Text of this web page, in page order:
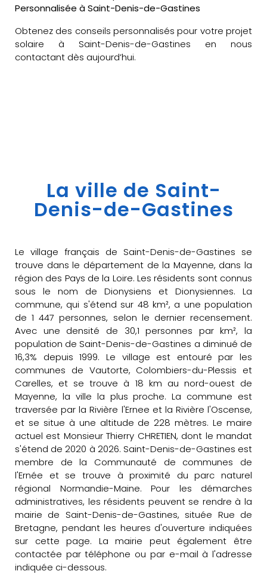
Personnalisée à Saint-Denis-de-Gastines
Obtenez des conseils personnalisés pour votre projet
solaire à Saint-Denis-de-Gastines en nous
contactant dès aujourd’hui.
La ville de Saint-
Denis-de-Gastines
Le village français de Saint-Denis-de-Gastines se
trouve dans le département de la Mayenne, dans la
région des Pays de la Loire. Les résidents sont connus
sous le nom de Dionysiens et Dionysiennes. La
commune, qui s'étend sur 48 km², a une population
de 1 447 personnes, selon le dernier recensement.
Avec une densité de 30,1 personnes par km², la
population de Saint-Denis-de-Gastines a diminué de
16,3% depuis 1999. Le village est entouré par les
communes de Vautorte, Colombiers-du-Plessis et
Carelles, et se trouve à 18 km au nord-ouest de
Mayenne, la ville la plus proche. La commune est
traversée par la Rivière l'Ernee et la Rivière l'Oscense,
et se situe à une altitude de 228 mètres. Le maire
actuel est Monsieur Thierry CHRETIEN, dont le mandat
s'étend de 2020 à 2026. Saint-Denis-de-Gastines est
membre de la Communauté de communes de
l'Ernée et se trouve à proximité du parc naturel
régional Normandie-Maine. Pour les démarches
administratives, les résidents peuvent se rendre à la
mairie de Saint-Denis-de-Gastines, située Rue de
Bretagne, pendant les heures d'ouverture indiquées
sur cette page. La mairie peut également être
contactée par téléphone ou par e-mail à l'adresse
indiquée ci-dessous.